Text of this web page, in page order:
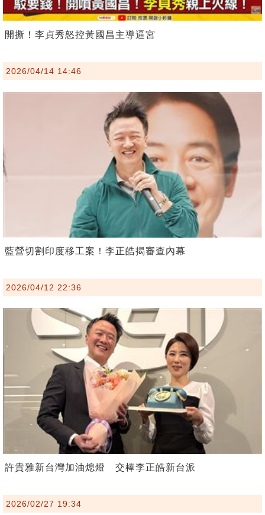
開撕！李貞秀怒控黃國昌主導逼宮
2026/04/14 14:46
藍營切割印度移工案！李正皓揭審查內幕
2026/04/12 22:36
許貴雅新台灣加油熄燈 交棒李正皓新台派
2026/02/27 19:34